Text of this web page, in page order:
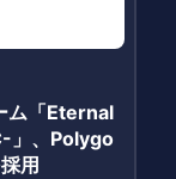
ム「Eternal
」、Polygo
用